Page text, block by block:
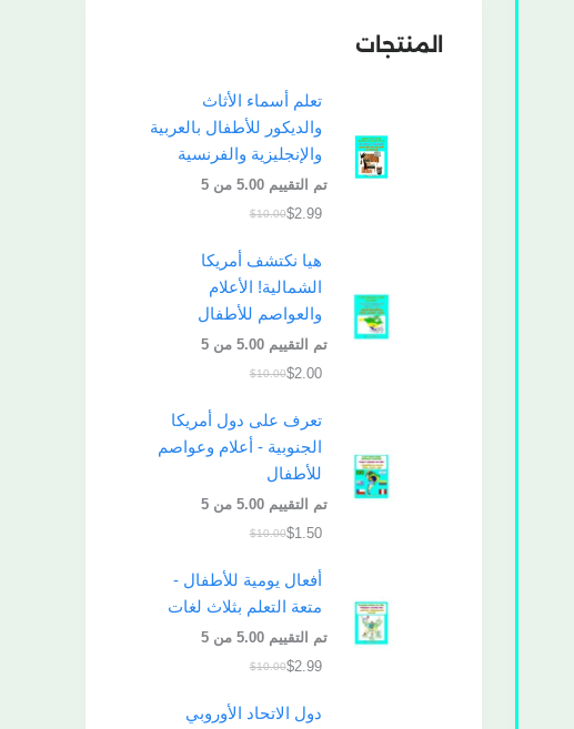
المنتجات
تعلم أسماء الأثاث
والديكور للأطفال بالعربية
والإنجليزية والفرنسية
تم التقييم5.00 من 5
$10.00$2.99
هيا نكتشف أمريكا
الشمالية! الأعلام
والعواصم للأطفال
تم التقييم5.00 من 5
$10.00$2.00
تعرف على دول أمريكا
الجنوبية - أعلام وعواصم
للأطفال
تم التقييم5.00 من 5
$10.00$1.50
أفعال يومية للأطفال -
متعة التعلم بثلاث لغات
تم التقييم5.00 من 5
$10.00$2.99
دول الاتحاد الأوروبي